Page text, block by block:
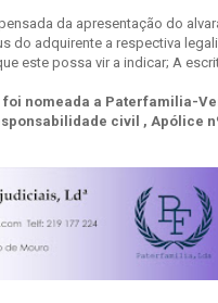
da apresentação do
do adquirente a respectiva
este possa vir a indicar; A
nomeada a Paterfamilia-
civil , Apólice